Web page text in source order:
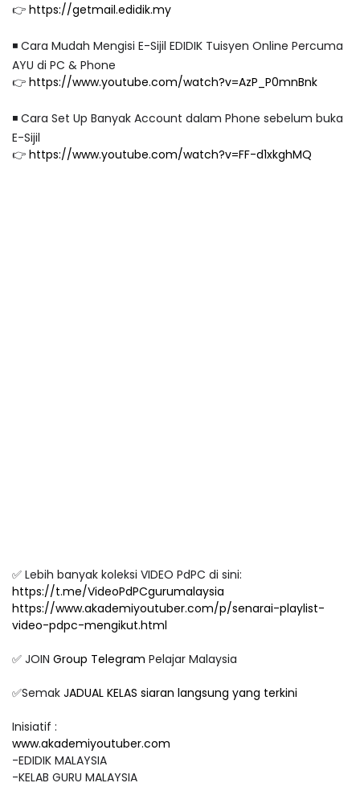
👉 https://getmail.edidik.my
◾️ Cara Mudah Mengisi E-Sijil EDIDIK Tuisyen Online Percuma
AYU di PC & Phone
👉 https://www.youtube.com/watch?v=AzP_P0mnBnk
◾️ Cara Set Up Banyak Account dalam Phone sebelum buka
E-Sijil
👉 https://www.youtube.com/watch?v=FF-d1xkghMQ
✅ Lebih banyak koleksi VIDEO PdPC di sini:
https://t.me/VideoPdPCgurumalaysia
https://www.akademiyoutuber.com/p/senarai-playlist-
video-pdpc-mengikut.html
✅ JOIN Group Telegram Pelajar Malaysia
✅Semak JADUAL KELAS siaran langsung yang terkini
Inisiatif :
www.akademiyoutuber.com
-EDIDIK MALAYSIA
-KELAB GURU MALAYSIA